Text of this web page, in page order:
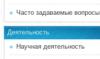
Часто задаваемые вопросы
Деятельность
Научная деятельность